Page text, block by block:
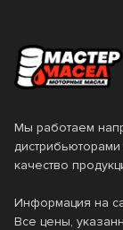
Мы работаем
качество
Информация на
Все цены,